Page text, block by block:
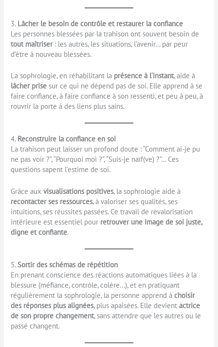
3. Lâcher le besoin de contrôle et restaurer la confiance
Les personnes blessées par la trahison ont souvent besoin de
tout maîtriser: les autres, les situations, l’avenir… par peur
d’être à nouveau blessées.
La sophrologie, en réhabilitant la présence à l’instant, aide à
lâcher prise sur ce qui ne dépend pas de soi. Elle apprend à se
faire confiance, à faire confiance à son ressenti, et peu à peu, à
rouvrir la porte à des liens plus sains.
4. Reconstruire la confiance en soi
La trahison peut laisser un profond doute : “Comment ai-je pu
ne pas voir ?”, “Pourquoi moi ?”, “Suis-je naïf(ve) ?”… Ces
questions sapent l’estime de soi.
Grâce auxvisualisations positives, la sophrologie aide à
recontacter ses ressources, à valoriser ses qualités, ses
intuitions, ses réussites passées. Ce travail de revalorisation
intérieure est essentiel pour retrouver une image de soi juste,
digne et confiante.
5.Sortir des schémas de répétition
En prenant conscience des réactions automatiques liées à la
blessure (méfiance, contrôle, colère…), et en pratiquant
régulièrement la sophrologie, la personne apprend àchoisir
des réponses plus alignées, plus apaisées. Elle devientactrice
de son propre changement, sans attendre que les autres ou le
passé changent.